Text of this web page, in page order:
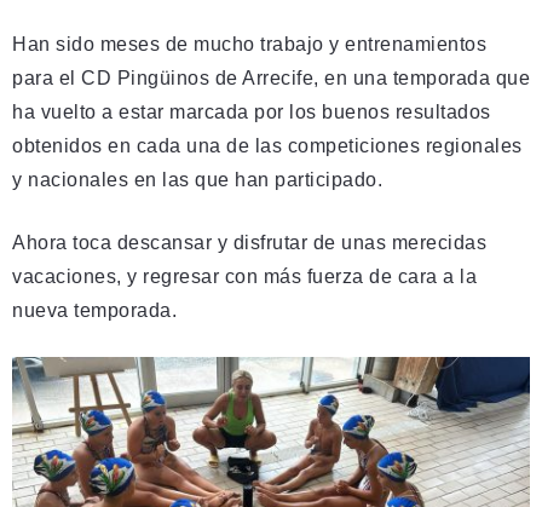
Han sido meses de mucho trabajo y entrenamientos
para el CD Pingüinos de Arrecife, en una temporada que
ha vuelto a estar marcada por los buenos resultados
obtenidos en cada una de las competiciones regionales
y nacionales en las que han participado.
Ahora toca descansar y disfrutar de unas merecidas
vacaciones, y regresar con más fuerza de cara a la
nueva temporada.